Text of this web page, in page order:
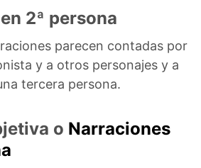
2ª persona
parecen contadas por
y a otros personajes y a
tercera persona.
o Narraciones